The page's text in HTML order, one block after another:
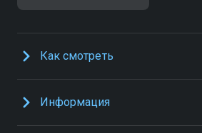
Как смотреть
Информация